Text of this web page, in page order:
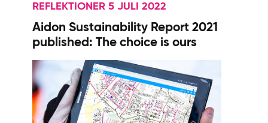
REFLEKTIONER 5 JULI 2022
Aidon Sustainability Report 2021
published: The choice is ours